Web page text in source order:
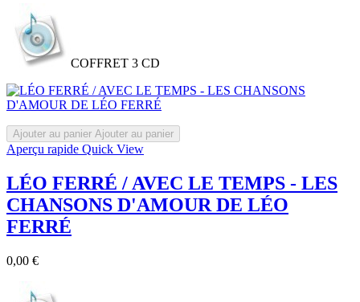
COFFRET 3 CD
Ajouter au panier Ajouter au panier
Aperçu rapide Quick View
LÉO FERRÉ / AVEC LE TEMPS - LES
CHANSONS D'AMOUR DE LÉO
FERRÉ
0,00 €Prix